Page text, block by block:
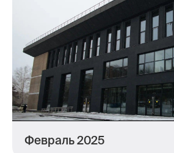
Февраль 2025